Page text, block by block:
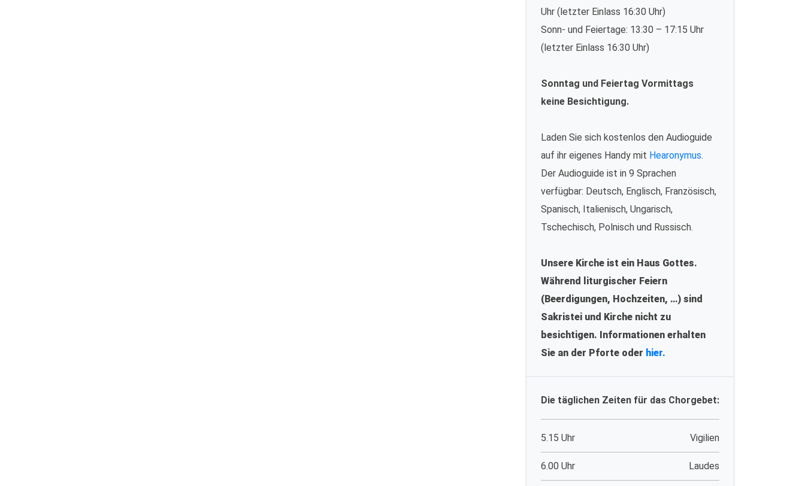
Uhr (letzter Einlass 16:30 Uhr)
Sonn- und Feiertage: 13:30 – 17:15 Uhr
(letzter Einlass 16:30 Uhr)
Sonntag und Feiertag Vormittags
keine Besichtigung.
Laden Sie sich kostenlos den Audioguide
auf ihr eigenes Handy mit Hearonymus.
Der Audioguide ist in 9 Sprachen
verfügbar: Deutsch, Englisch, Französisch,
Spanisch, Italienisch, Ungarisch,
Tschechisch, Polnisch und Russisch.
Unsere Kirche ist ein Haus Gottes.
Während liturgischer Feiern
(Beerdigungen, Hochzeiten, …) sind
Sakristei und Kirche nicht zu
besichtigen. Informationen erhalten
Sie an der Pforte oder hier.
Die täglichen Zeiten für das Chorgebet:
5.15 Uhr Vigilien
6.00 Uhr Laudes